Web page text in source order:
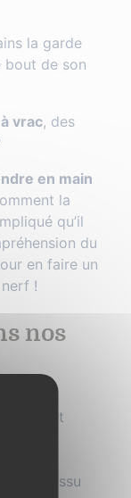
la garde
de son
vrac, des
en main
la
qu’il
du
en faire un
!
nos
et
quel tissu